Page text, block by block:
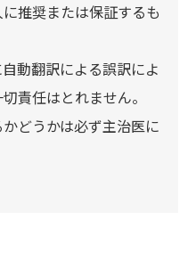
推奨または保証するも
動翻訳による誤訳によ
責任はとれません。
どうかは必ず主治医に